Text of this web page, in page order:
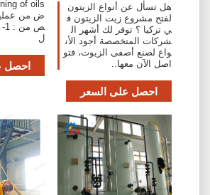
هل تسأل عن أنواع الزيتون
لفتح مشروع زيت الزيتون ف
ي تركيا ؟ توفر لك أشهر ال
شركات المتخصصة أجود الأن
واع لصنع أصفى الزيوت، فتو
اصل الآن معها..
احصل على السعر
ض من عملية
ص
ل
احصل